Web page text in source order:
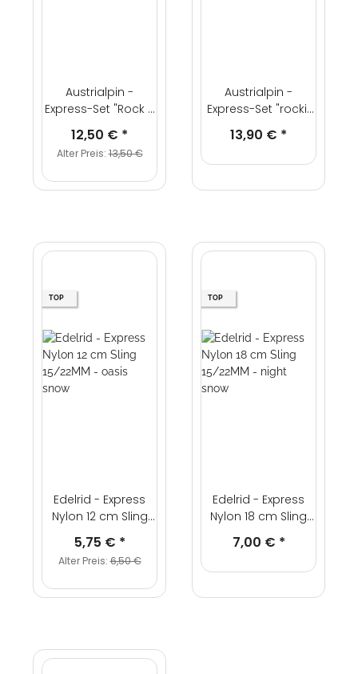
Austrialpin -
Express-Set "Rock it
Set" 11cm, poliert,
weiße Polyamid
Schlinge
12,50 € *
Alter Preis:13,50 €
Austrialpin -
Express-Set "rockit
light" 11 cm poliert,
Alu Drahtbügel
13,90 € *
TOP
Edelrid - Express
Nylon 12 cm Sling
15/22MM - oasis
snow
5,75 € *
Alter Preis:6,50 €
TOP
Edelrid - Express
Nylon 18 cm Sling
15/22MM - night
snow
7,00 € *